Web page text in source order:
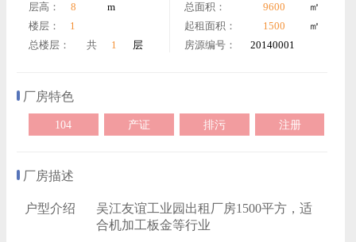
层高： 8
m
楼层：
1
总楼层：
共 1 层
总面积： 9600
㎡
起租面积：
1500
㎡
房源编号：
20140001
厂房特色
104 产证 排污 注册
厂房描述
户型介绍
吴江友谊工业园出租厂房1500平方，适
合机加工板金等行业